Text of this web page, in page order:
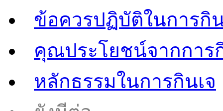
ข้อควรปฏิบัติในการกิ
คุณประโยชน์จากการ
หลักธรรมในการกินเจ